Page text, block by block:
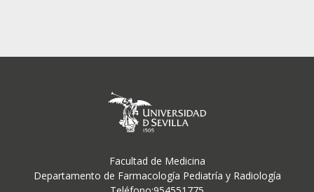
Facultad de Medicina
Departamento de Farmacología Pediatría y Radiología